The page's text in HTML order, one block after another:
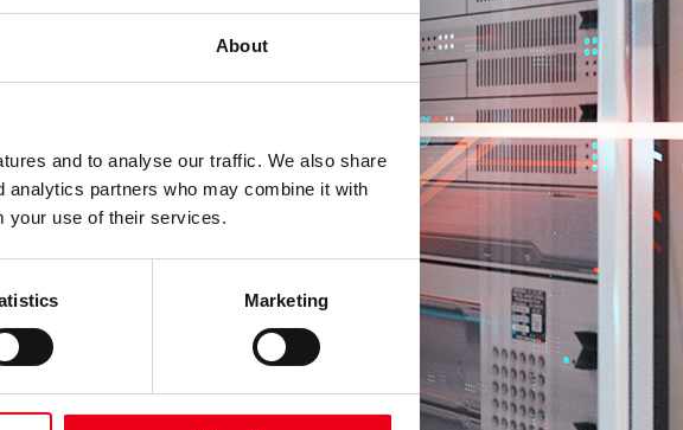
About
and to analyse our traffic. We also share
analytics partners who may combine it with
your use of their services.
Marketing